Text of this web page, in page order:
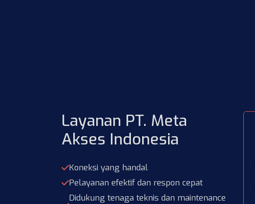
Layanan PT. Meta
Akses Indonesia
Koneksi yang handal
Pelayanan efektif dan respon cepat
Didukung tenaga teknis dan maintenance